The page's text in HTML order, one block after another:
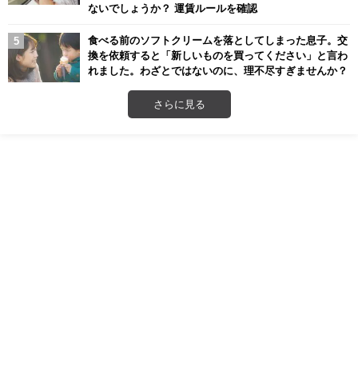
ないでしょうか？ 運賃ルールを確認
食べる前のソフトクリームを落としてしまった息子。交
換を依頼すると「新しいものを買ってください」と言わ
れました。わざとではないのに、理不尽すぎませんか？
さらに見る